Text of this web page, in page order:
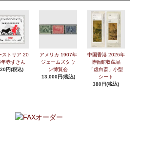
ストリア 20
赤ずきん
円(税込)
アメリカ 1907年
ジェームズタウ
ン博覧会
13,000円(税込)
中国香港 2026年
博物館収蔵品
「虚白斎」小型
シート
380円(税込)